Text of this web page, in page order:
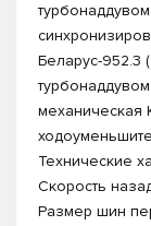
Беларус-952.3
механическая
Технические
Скорость
Размер шин